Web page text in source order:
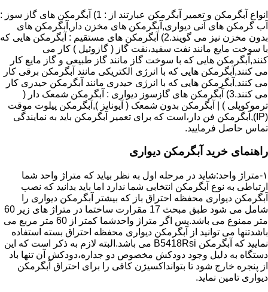
انواع آبگرمکن و تعمیر آبگرمکن عبارتند از : 1) آبگرمکن های گاز سوز :
آب گرمکن های آنی دیواری,آبگرمکن های مخزن دار,آبگرمکن های
بدون مخزن نیز می گویند.2) آبگرمکن های مستقیم : آبگرمکن هایی که
با سوخت مایع مانند نفت سفید،نفت گاز ( گازوئیل ) کار می
کنند,آبگرمکن هایی که با سوخت گاز مانند گاز طبیعی و گاز مایع کار
می کنند,آبگرمکن هایی که با انرژی الکتریکی مانند آبگرمکن برقی کار
می کنند,آبگرمکن هایی که با انرژی حیدری مانند آبگرمکن حیدری کار
می کنند.3) آبگرمکن های گازسوز دیواری : آبگرمکن شمعک دار (
ترموکوپلی ) | آبگرمکن بدون شمعک ( آیونایز ),آبگرمکن پیلوت موقت
(IP),آبگرمکن فن دار،است که برای تعمیر آبگرمکن باید به نمایندگی
تماس حاصل فرمایید.
راهنمای خرید آبگرمکن دیواری
۱-متراژ واحد:شاید در مرحله اول به نظر بیاید که متراژ واحد شما
ارتباطی به نوع آبگرمکن انتخابی شما ندارد اما باید بدانید که نصب
آبگرمکن دیواری محفظه احتراق باز که بیشتر آبگرمکن دیواری را
شامل می شود طبق مبحث 17 مقرارت ساختما در متراژ های زیر 60
متر ممنوع می باشد.پس اگر متراژ واحدشما کمتر از 60 متر مربع می
باشدتنها می توانید از آبگرمکن دیواری محفظه احتراق بسته استفاده
نمایید که آبگرمکن B5418Rsi می باشد.البته لازم به ذکر است که این
دستگاه به دلیل وجود دودکش مخصوص دو جداره،دودکش آن تنها باد
از پنجره خارج شود تا بتوانداکسیژن کافی را برای احتراق آبگرمکن
دیواری تامین نماید.